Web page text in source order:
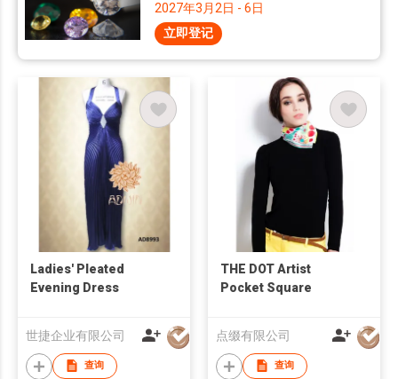
2027年3月2日 - 6日
立即登记
Ladies' Pleated
Evening Dress
世捷企业有限公司
查询
THE DOT Artist
Pocket Square
点缀有限公司
查询